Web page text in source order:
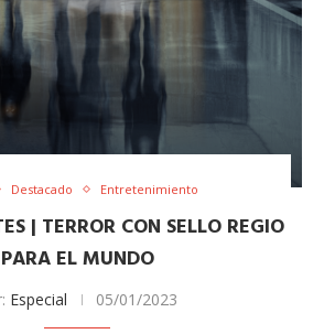
Destacado Entretenimiento
| TERROR CON SELLO REGIO
PARA EL MUNDO
Especial 05/01/2023